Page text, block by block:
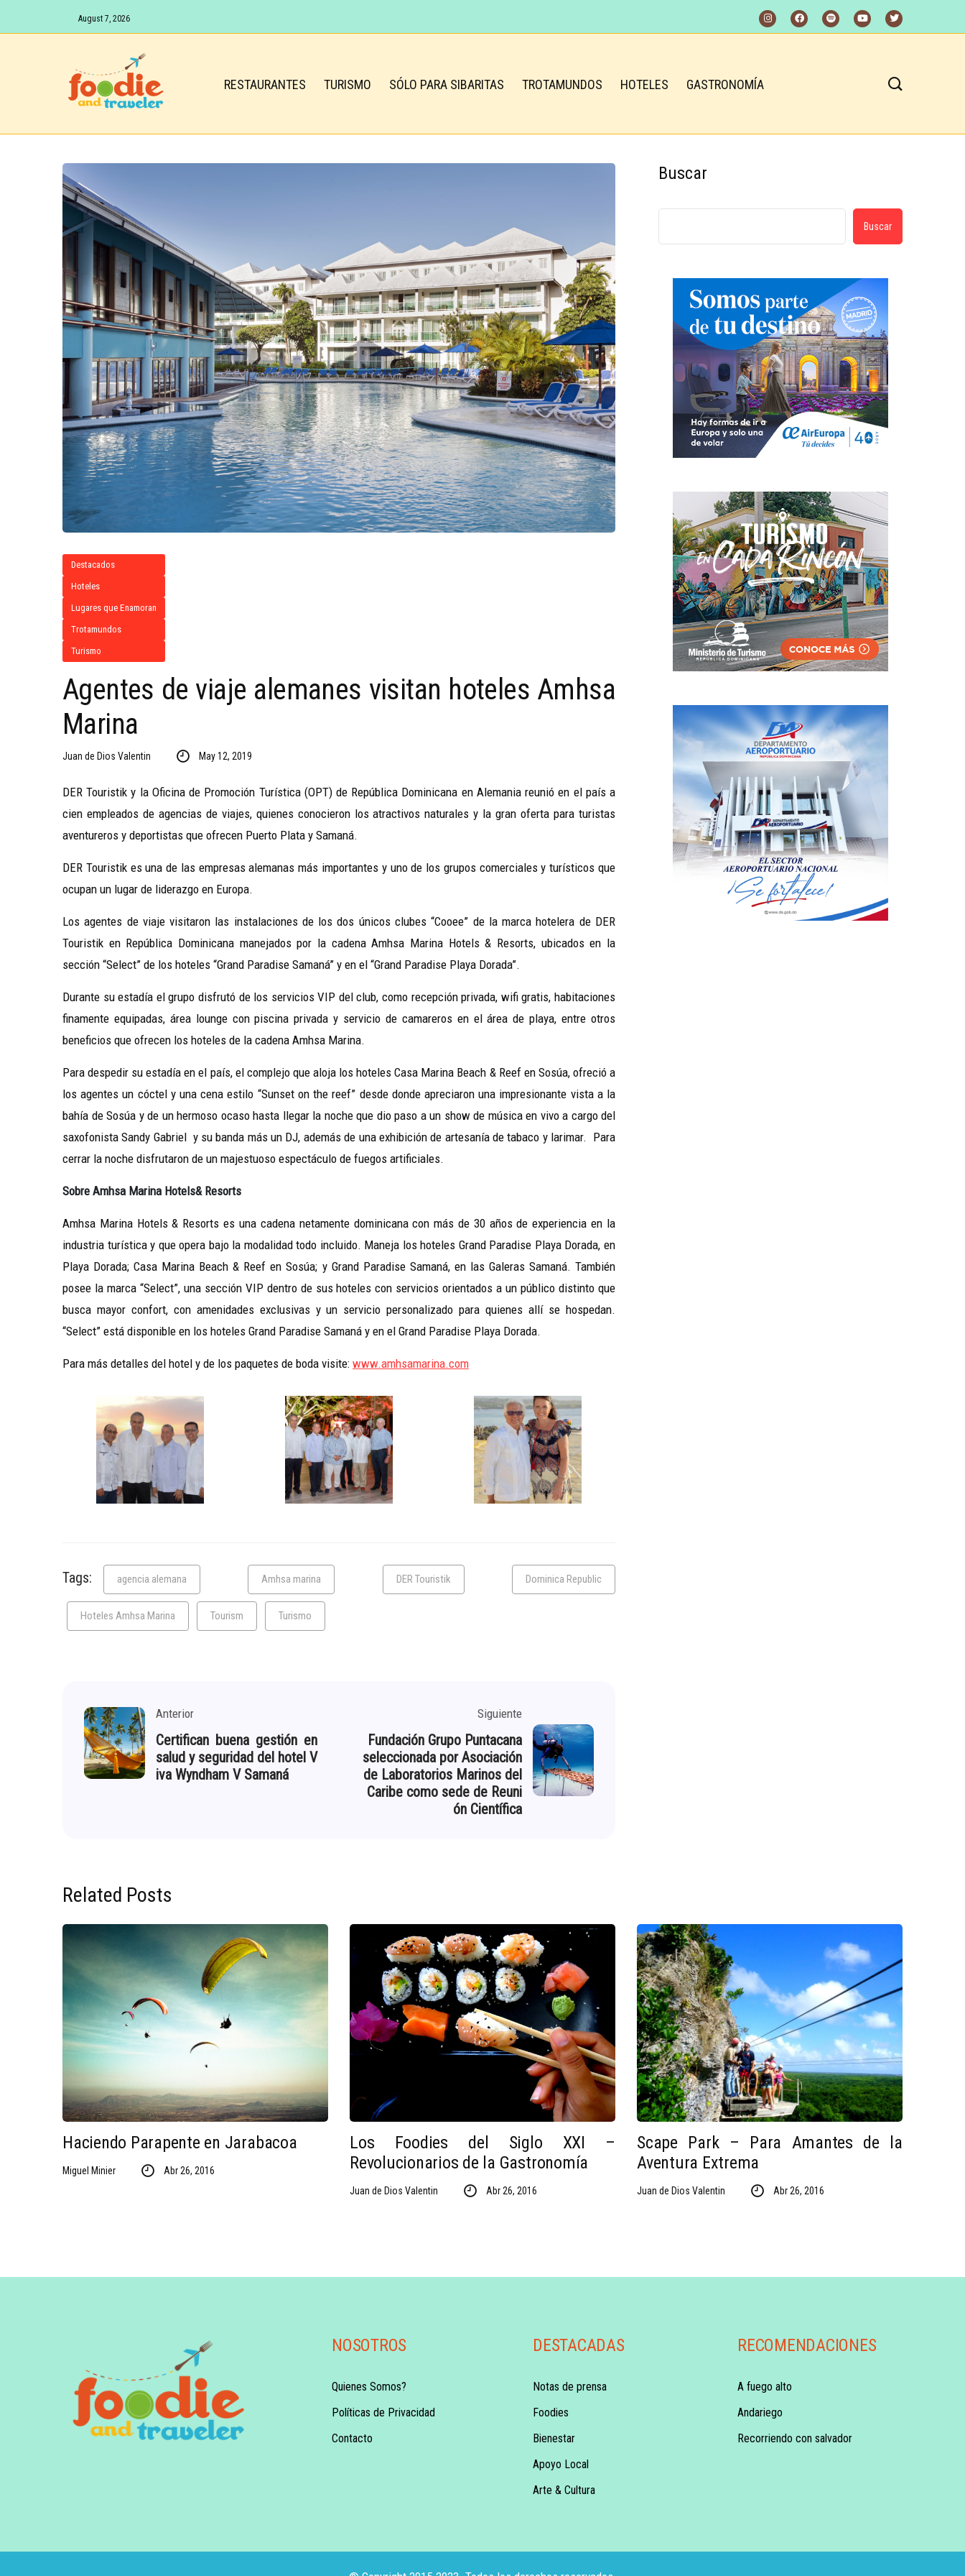
August 7, 2026
RESTAURANTES TURISMO SÓLO PARA SIBARITAS TROTAMUNDOS HOTELES GASTRONOMÍA
Destacados
Hoteles
Lugares que Enamoran
Trotamundos
Turismo
Agentes de viaje alemanes visitan hoteles Amhsa
Marina
Juan de Dios Valentin May 12, 2019
DER Touristik y la Oficina de Promoción Turística (OPT) de República Dominicana en Alemania reunió en el país a
cien empleados de agencias de viajes, quienes conocieron los atractivos naturales y la gran oferta para turistas
aventureros y deportistas que ofrecen Puerto Plata y Samaná.
DER Touristik es una de las empresas alemanas más importantes y uno de los grupos comerciales y turísticos que
ocupan un lugar de liderazgo en Europa.
Los agentes de viaje visitaron las instalaciones de los dos únicos clubes “Cooee” de la marca hotelera de DER
Touristik en República Dominicana manejados por la cadena Amhsa Marina Hotels & Resorts, ubicados en la
sección “Select” de los hoteles “Grand Paradise Samaná” y en el “Grand Paradise Playa Dorada”.
Durante su estadía el grupo disfrutó de los servicios VIP del club, como recepción privada, wifi gratis, habitaciones
finamente equipadas, área lounge con piscina privada y servicio de camareros en el área de playa, entre otros
beneficios que ofrecen los hoteles de la cadena Amhsa Marina.
Para despedir su estadía en el país, el complejo que aloja los hoteles Casa Marina Beach & Reef en Sosúa, ofreció a
los agentes un cóctel y una cena estilo “Sunset on the reef” desde donde apreciaron una impresionante vista a la
bahía de Sosúa y de un hermoso ocaso hasta llegar la noche que dio paso a un show de música en vivo a cargo del
saxofonista Sandy Gabriel y su banda más un DJ, además de una exhibición de artesanía de tabaco y larimar. Para
cerrar la noche disfrutaron de un majestuoso espectáculo de fuegos artificiales.
Sobre Amhsa Marina Hotels& Resorts
Amhsa Marina Hotels & Resorts es una cadena netamente dominicana con más de 30 años de experiencia en la
industria turística y que opera bajo la modalidad todo incluido. Maneja los hoteles Grand Paradise Playa Dorada, en
Playa Dorada; Casa Marina Beach & Reef en Sosúa; y Grand Paradise Samaná, en las Galeras Samaná. También
posee la marca “Select”, una sección VIP dentro de sus hoteles con servicios orientados a un público distinto que
busca mayor confort, con amenidades exclusivas y un servicio personalizado para quienes allí se hospedan.
“Select” está disponible en los hoteles Grand Paradise Samaná y en el Grand Paradise Playa Dorada.
Para más detalles del hotel y de los paquetes de boda visite: www.amhsamarina.com
Tags: agencia alemana Amhsa marina DER Touristik Dominica Republic
Hoteles Amhsa Marina Tourism Turismo
Anterior
Certifican buena gestión en
salud y seguridad del hotel V
iva Wyndham V Samaná
Siguiente
Fundación Grupo Puntacana
seleccionada por Asociación
de Laboratorios Marinos del
Caribe como sede de Reuni
ón Científica
Buscar
Buscar
Related Posts
Haciendo Parapente en Jarabacoa
Miguel Minier Abr 26, 2016
Los Foodies del Siglo XXI –
Revolucionarios de la Gastronomía
Juan de Dios Valentin Abr 26, 2016
Scape Park – Para Amantes de la
Aventura Extrema
Juan de Dios Valentin Abr 26, 2016
NOSOTROS
Quienes Somos?
Políticas de Privacidad
Contacto
DESTACADAS
Notas de prensa
Foodies
Bienestar
Apoyo Local
Arte & Cultura
RECOMENDACIONES
A fuego alto
Andariego
Recorriendo con salvador